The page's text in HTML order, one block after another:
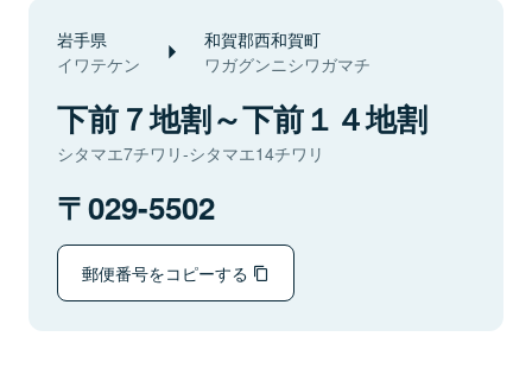
岩手県
イワテケン
和賀郡西和賀町
ワガグンニシワガマチ
下前７地割～下前１４地割
シタマエ7チワリ-シタマエ14チワリ
029-5502
郵便番号をコピーする